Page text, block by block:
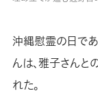
沖縄慰霊の日で
んは、雅子さんと
れた。